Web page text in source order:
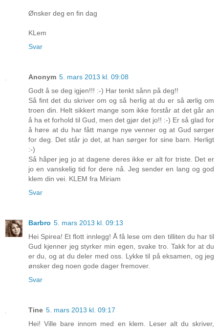
Ønsker deg en fin dag
KLem
Svar
Anonym 5. mars 2013 kl. 09:08
Godt å se deg igjen!!! :-) Har tenkt sånn på deg!!
Så fint det du skriver om og så herlig at du er så ærlig om
troen din. Helt sikkert mange som ikke forstår at det går an
å ha et forhold til Gud, men det gjør det jo!! :-) Er så glad for
å høre at du har fått mange nye venner og at Gud sørger
for deg. Det står jo det, at han sørger for sine barn. Herligt
:-)
Så håper jeg jo at dagene deres ikke er alt for triste. Det er
jo en vanskelig tid for dere nå. Jeg sender en lang og god
klem din vei. KLEM fra Miriam
Svar
Barbro 5. mars 2013 kl. 09:13
Hei Spirea! Et flott innlegg! Å få lese om den tilliten du har til
Gud kjenner jeg styrker min egen, svake tro. Takk for at du
er du, og at du deler med oss. Lykke til på eksamen, og jeg
ønsker deg noen gode dager fremover.
Svar
Tine 5. mars 2013 kl. 09:17
Hei! Ville bare innom med en klem. Leser alt du skriver,